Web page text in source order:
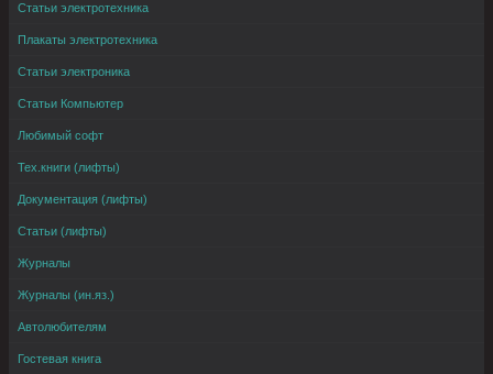
Статьи электротехника
Плакаты электротехника
Статьи электроника
Статьи Компьютер
Любимый софт
Тех.книги (лифты)
Документация (лифты)
Статьи (лифты)
Журналы
Журналы (ин.яз.)
Автолюбителям
Гостевая книга